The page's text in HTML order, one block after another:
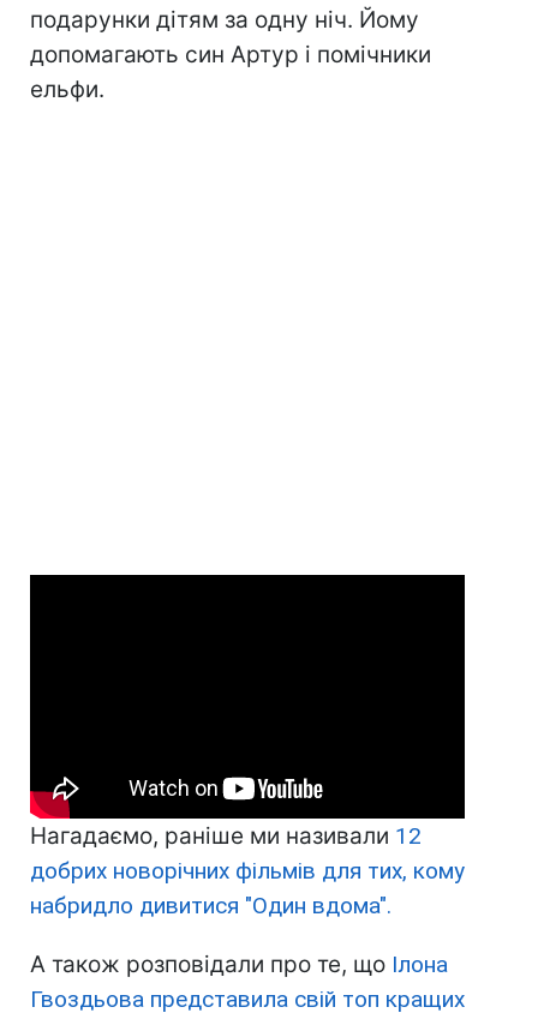
подарунки дітям за одну ніч. Йому
допомагають син Артур і помічники
ельфи.
Нагадаємо, раніше ми називали 12
добрих новорічних фільмів для тих, кому
набридло дивитися "Один вдома".
А також розповідали про те, що Ілона
Гвоздьова представила свій топ кращих